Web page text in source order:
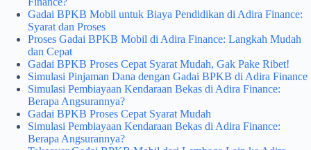
Gadai BPKB Mobil untuk Biaya Pendidikan di Adira Finance:
Syarat dan Proses
Proses Gadai BPKB Mobil di Adira Finance: Langkah Mudah
dan Cepat
Gadai BPKB Proses Cepat Syarat Mudah, Gak Pake Ribet!
Simulasi Pinjaman Dana dengan Gadai BPKB di Adira Finance
Simulasi Pembiayaan Kendaraan Bekas di Adira Finance:
Berapa Angsurannya?
Gadai BPKB Proses Cepat Syarat Mudah
Simulasi Pembiayaan Kendaraan Bekas di Adira Finance:
Berapa Angsurannya?